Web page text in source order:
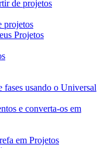
de projetos
projetos
Projetos
fases usando o Universal
e converta-os em
em Projetos